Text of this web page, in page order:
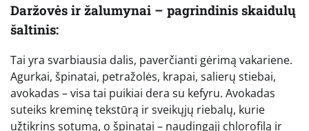
Daržovės ir žalumynai – pagrindinis skaidulų
šaltinis:
Tai yra svarbiausia dalis, paverčianti gėrimą vakariene.
Agurkai, špinatai, petražolės, krapai, salierų stiebai,
avokadas – visa tai puikiai dera su kefyru. Avokadas
suteiks kreminę tekstūrą ir sveikųjų riebalų, kurie
užtikrins sotumą, o špinatai – naudingąjį chlorofilą ir